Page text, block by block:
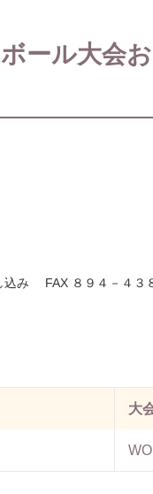
ール大会
込み FAX ８９４－４３
大